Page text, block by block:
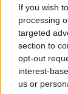
If you wish
processing
targeted
section to
opt-out
interest-
us or
Staran